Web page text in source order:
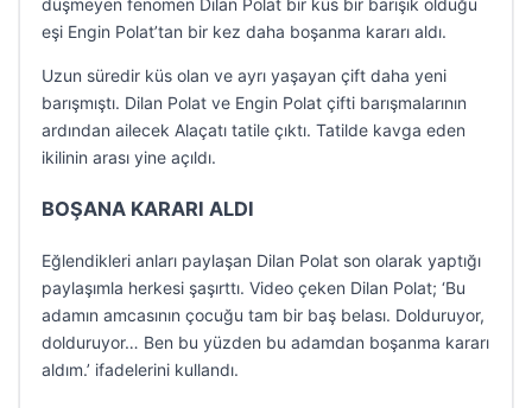
düşmeyen fenomen Dilan Polat bir küs bir barışık olduğu
eşi Engin Polat’tan bir kez daha boşanma kararı aldı.
Uzun süredir küs olan ve ayrı yaşayan çift daha yeni
barışmıştı. Dilan Polat ve Engin Polat çifti barışmalarının
ardından ailecek Alaçatı tatile çıktı. Tatilde kavga eden
ikilinin arası yine açıldı.
BOŞANA KARARI ALDI
Eğlendikleri anları paylaşan Dilan Polat son olarak yaptığı
paylaşımla herkesi şaşırttı. Video çeken Dilan Polat; ‘Bu
adamın amcasının çocuğu tam bir baş belası. Dolduruyor,
dolduruyor… Ben bu yüzden bu adamdan boşanma kararı
aldım.’ ifadelerini kullandı.